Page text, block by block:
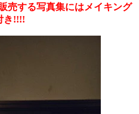
売する写真集にはメイキング
き!!!!